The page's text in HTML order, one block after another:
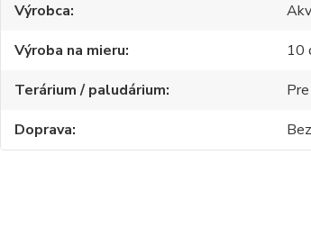
Výrobca
Výroba na mieru
10
Terárium / paludárium
Doprava